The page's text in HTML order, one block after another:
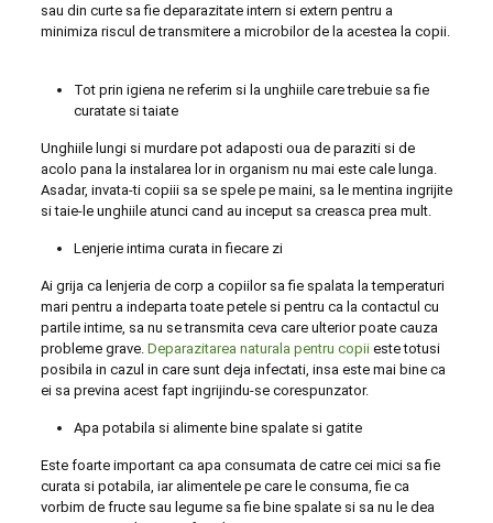
sau din curte sa fie deparazitate intern si extern pentru a
minimiza riscul de transmitere a microbilor de la acestea la copii.
Tot prin igiena ne referim si la unghiile care trebuie sa fie
curatate si taiate
Unghiile lungi si murdare pot adaposti oua de paraziti si de
acolo pana la instalarea lor in organism nu mai este cale lunga.
Asadar, invata-ti copiii sa se spele pe maini, sa le mentina ingrijite
si taie-le unghiile atunci cand au inceput sa creasca prea mult.
Lenjerie intima curata in fiecare zi
Ai grija ca lenjeria de corp a copiilor sa fie spalata la temperaturi
mari pentru a indeparta toate petele si pentru ca la contactul cu
partile intime, sa nu se transmita ceva care ulterior poate cauza
probleme grave. Deparazitarea naturala pentru copiieste totusi
posibila in cazul in care sunt deja infectati, insa este mai bine ca
ei sa previna acest fapt ingrijindu-se corespunzator.
Apa potabila si alimente bine spalate si gatite
Este foarte important ca apa consumata de catre cei mici sa fie
curata si potabila, iar alimentele pe care le consuma, fie ca
vorbim de fructe sau legume sa fie bine spalate si sa nu le dea